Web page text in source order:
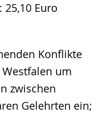
25,10 Euro
Konflikte
um
zwischen
Gelehrten ein;